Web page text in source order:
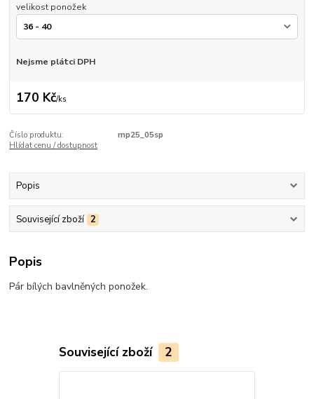
velikost ponožek
Nejsme plátci DPH
170 Kč/ks
Číslo produktu:
mp25_05sp
Hlídat cenu / dostupnost
Popis
Související zboží 2
Popis
Pár bílých bavlněných ponožek.
Související zboží 2